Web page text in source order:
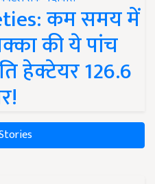
कम समय में
की ये पांच
हेक्टेयर 126.6